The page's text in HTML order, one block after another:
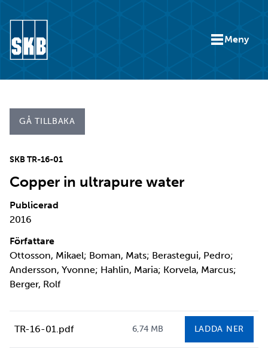
Meny
GÅ TILLBAKA
SKB TR-16-01
Copper in ultrapure water
Publicerad
2016
Författare
Ottosson, Mikael; Boman, Mats; Berastegui, Pedro;
Andersson, Yvonne; Hahlin, Maria; Korvela, Marcus;
Berger, Rolf
TR-16-01.pdf 6,74 MB LADDA NER